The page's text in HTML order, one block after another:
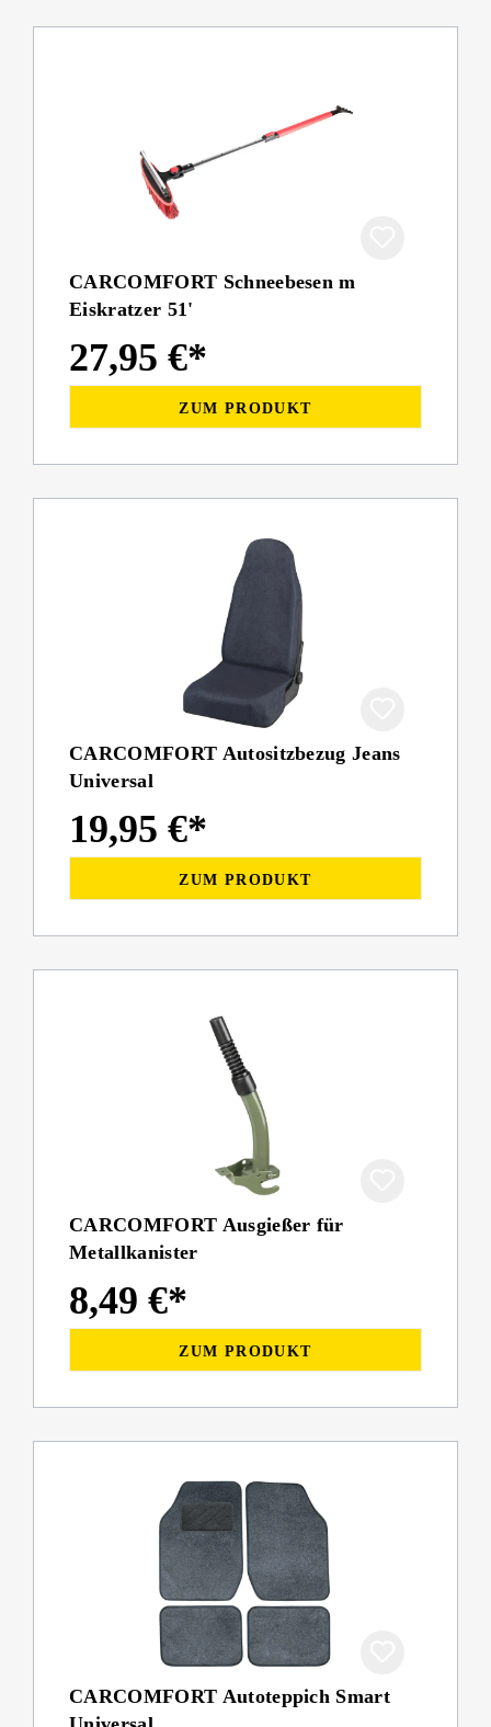
CARCOMFORT Schneebesen m
Eiskratzer 51'
27,95 €*
ZUM PRODUKT
CARCOMFORT Autositzbezug Jeans
Universal
19,95 €*
ZUM PRODUKT
CARCOMFORT Ausgießer für
Metallkanister
8,49 €*
ZUM PRODUKT
CARCOMFORT Autoteppich Smart